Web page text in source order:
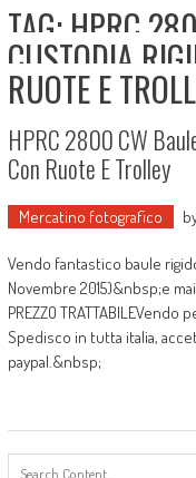
TAG: HPRC
CUSTODIA
RUOTE E
HPRC 2800 CW
Con Ruote E Trolley
Mercatino fotografico
Vendo fantastico baule
Novembre 2015)&nbsp;e
PREZZO
Spedisco in tutta italia,
paypal.&nbsp;